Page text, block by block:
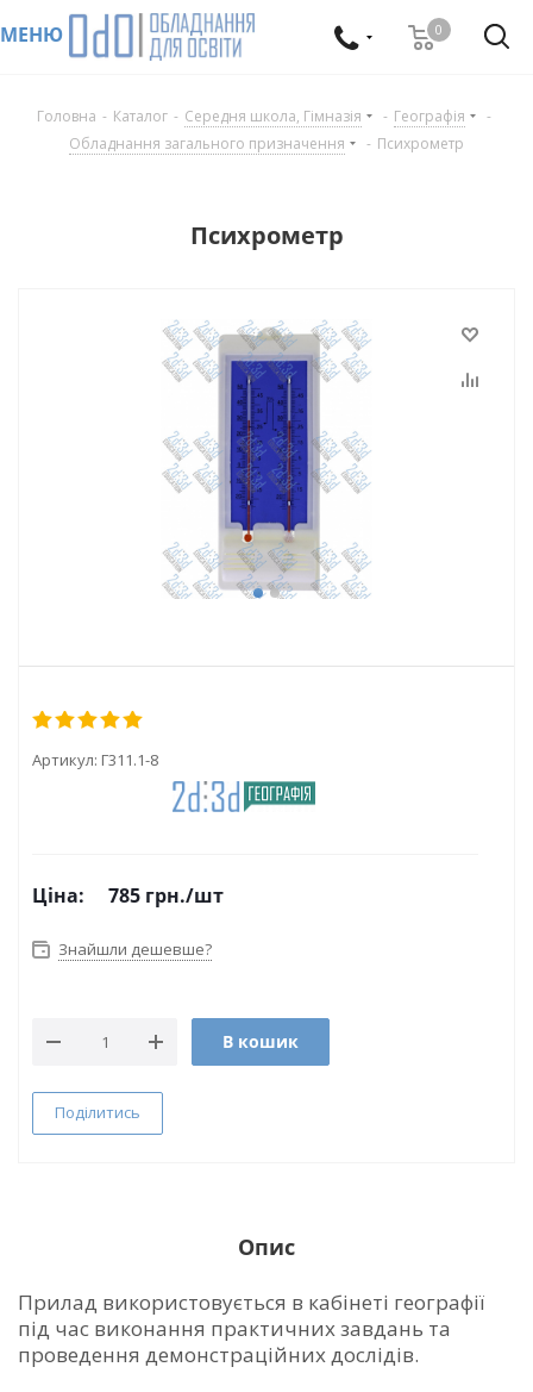
МЕНЮ 0
Головна - Каталог - Середня школа, Гімназія - Географія
-
Обладнання загального призначення
- Психрометр
Психрометр
Артикул: Г311.1-8
Ціна: 785 грн./шт
Знайшли дешевше?
В кошик
Поділитись
Опис
Прилад використовується в кабінеті географії
під час виконання практичних завдань та
проведення демонстраційних дослідів.